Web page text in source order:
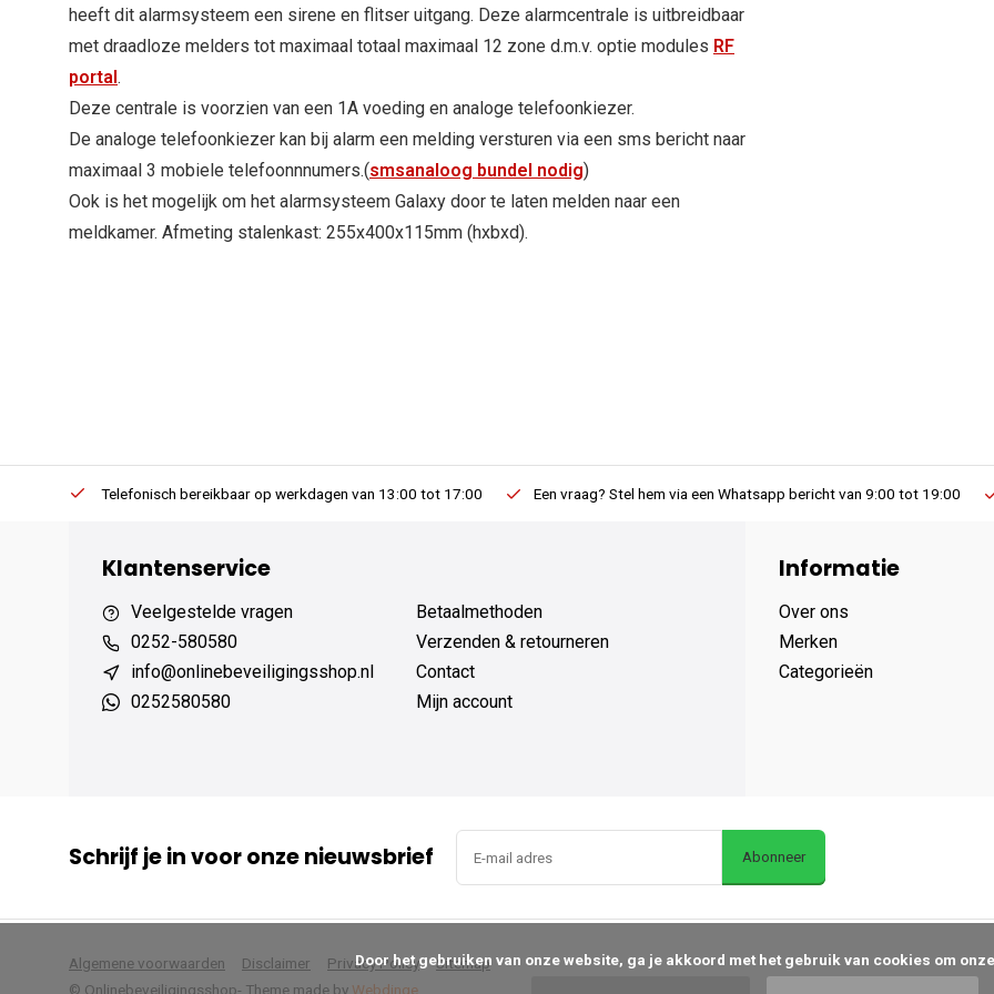
heeft dit alarmsysteem een sirene en flitser uitgang. Deze alarmcentrale is uitbreidbaar
met draadloze melders tot maximaal totaal maximaal 12 zone d.m.v. optie modules RF
portal.
Deze centrale is voorzien van een 1A voeding en analoge telefoonkiezer.
De analoge telefoonkiezer kan bij alarm een melding versturen via een sms bericht naar
maximaal 3 mobiele telefoonnnumers.(smsanaloog bundel nodig)
Ook is het mogelijk om het alarmsysteem Galaxy door te laten melden naar een
meldkamer. Afmeting stalenkast: 255x400x115mm (hxbxd).
Telefonisch bereikbaar op werkdagen van 13:00 tot 17:00 Een vraag? Stel hem via een Whatsapp bericht van 9:00 tot 19:00
Klantenservice
Veelgestelde vragen
0252-580580
info@onlinebeveiligingsshop.nl
0252580580
Betaalmethoden
Verzenden & retourneren
Contact
Mijn account
Informatie
Over ons
Merken
Categorieën
Schrijf je in voor onze nieuwsbrief Abonneer
Algemene voorwaarden Disclaimer Privacy Policy
Sitemap
© Onlinebeveiligingsshop- Theme made by Webdinge
      Door het gebruiken van onze website, ga je akkoord met het gebruik van cookies om onze website te verbeteren.